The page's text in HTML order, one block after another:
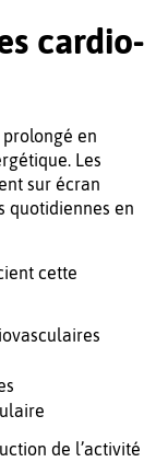
cardio-
en
Les
sur écran
quotidiennes en
cette
de l’activité